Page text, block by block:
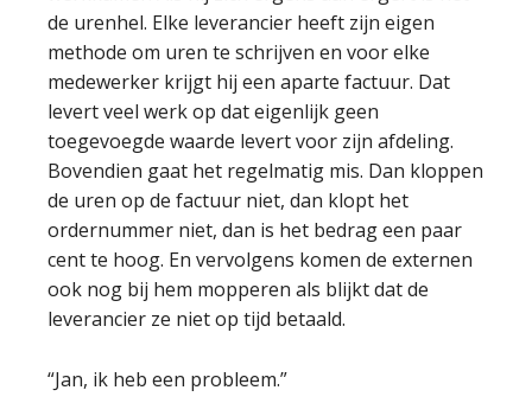
de urenhel. Elke leverancier heeft zijn eigen
methode om uren te schrijven en voor elke
medewerker krijgt hij een aparte factuur. Dat
levert veel werk op dat eigenlijk geen
toegevoegde waarde levert voor zijn afdeling.
Bovendien gaat het regelmatig mis. Dan kloppen
de uren op de factuur niet, dan klopt het
ordernummer niet, dan is het bedrag een paar
cent te hoog. En vervolgens komen de externen
ook nog bij hem mopperen als blijkt dat de
leverancier ze niet op tijd betaald.
“Jan, ik heb een probleem.”